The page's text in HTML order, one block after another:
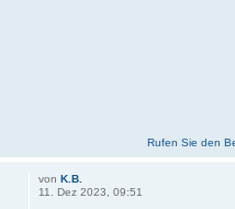
Rufen Sie den
von K.B.
11. Dez 2023, 09:51